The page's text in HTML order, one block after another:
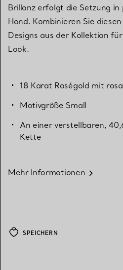
Brillanz erfolgt die Setzung in
Hand. Kombinieren Sie
Designs aus der Kollektion
Look.
18 Karat Roségold mit
Motivgröße Small
An einer verstellbaren,
Kette
Mehr Informationen
SPEICHERN